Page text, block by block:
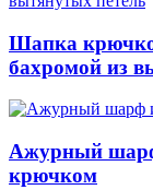
Шапка
бахромой из
Ажурный
крючком